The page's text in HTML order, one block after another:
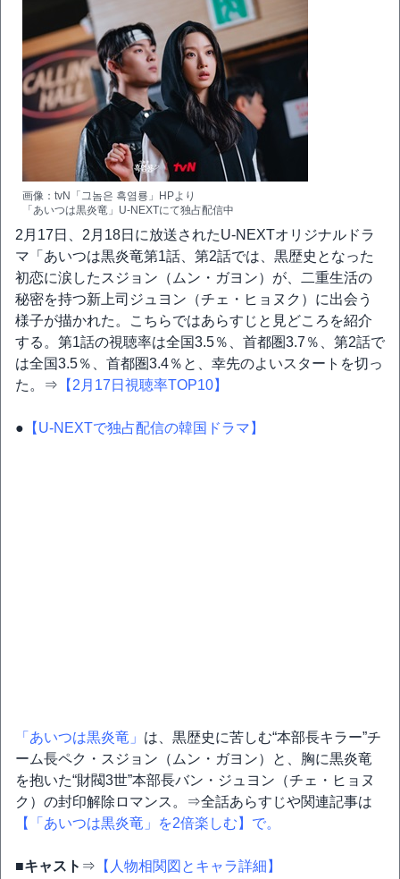
画像：tvN「그놈은 흑염룡」HPより
「あいつは黒炎竜」U-NEXTにて独占配信中
2月17日、2月18日に放送されたU-NEXTオリジナルドラ
マ「あいつは黒炎竜第1話、第2話では、黒歴史となった
初恋に涙したスジョン（ムン・ガヨン）が、二重生活の
秘密を持つ新上司ジュヨン（チェ・ヒョヌク）に出会う
様子が描かれた。こちらではあらすじと見どころを紹介
する。第1話の視聴率は全国3.5％、首都圏3.7％、第2話で
は全国3.5％、首都圏3.4％と、幸先のよいスタートを切っ
た。⇒ 【2月17日視聴率TOP10】
● 【U-NEXTで独占配信の韓国ドラマ】
「あいつは黒炎竜」 は、黒歴史に苦しむ“本部長キラー”チ
ーム長ペク・スジョン（ムン・ガヨン）と、胸に黒炎竜
を抱いた“財閥3世”本部長バン・ジュヨン（チェ・ヒョヌ
ク）の封印解除ロマンス。⇒全話あらすじや関連記事は
【「あいつは黒炎竜」を2倍楽しむ】で。
■キャスト ⇒ 【人物相関図とキャラ詳細】